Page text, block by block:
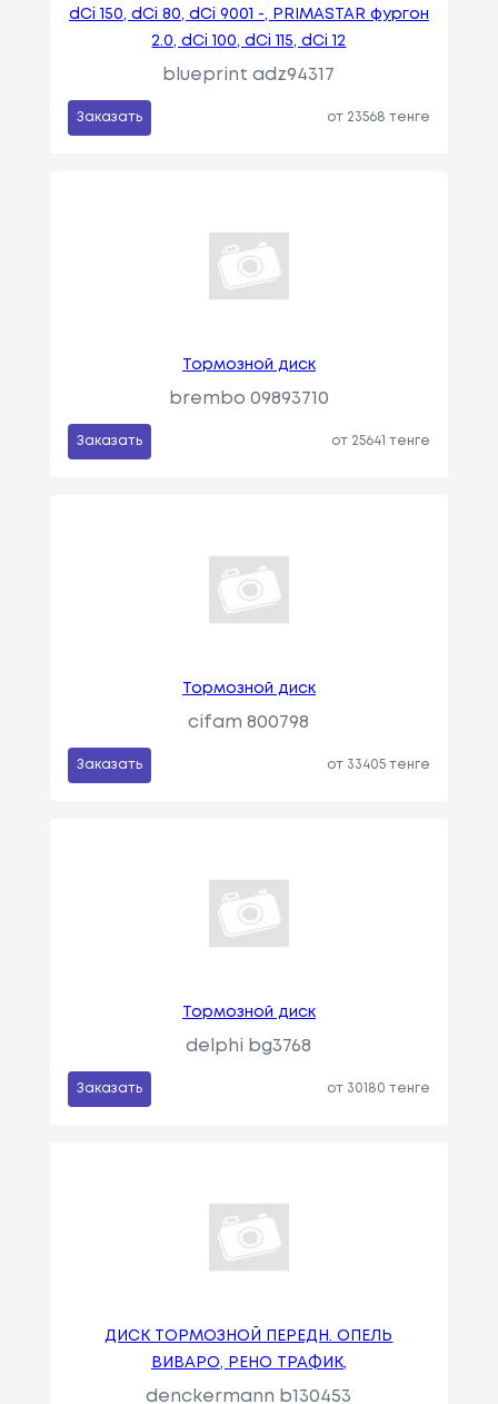
dCi 150, dCi 80, dCi 9001 -, PRIMASTAR фургон
2.0, dCi 100, dCi 115, dCi 12
blueprint adz94317
Заказать от 23568 тенге
Тормозной диск
brembo 09893710
Заказать от 25641 тенге
Тормозной диск
cifam 800798
Заказать от 33405 тенге
Тормозной диск
delphi bg3768
Заказать от 30180 тенге
ДИСК ТОРМОЗНОЙ ПЕРЕДН. ОПЕЛЬ
ВИВАРО, РЕНО ТРАФИК,
denckermann b130453